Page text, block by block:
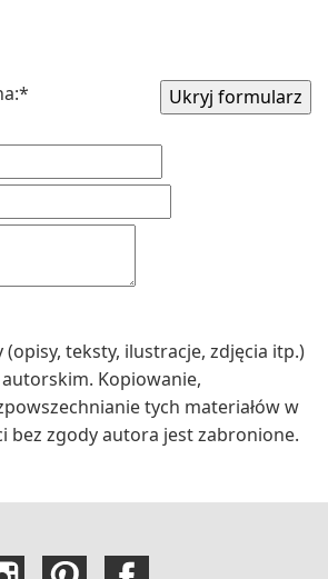
*
(opisy, teksty, ilustracje, zdjęcia itp.)
Kopiowanie,
tych materiałów w
bez zgody autora jest zabronione.